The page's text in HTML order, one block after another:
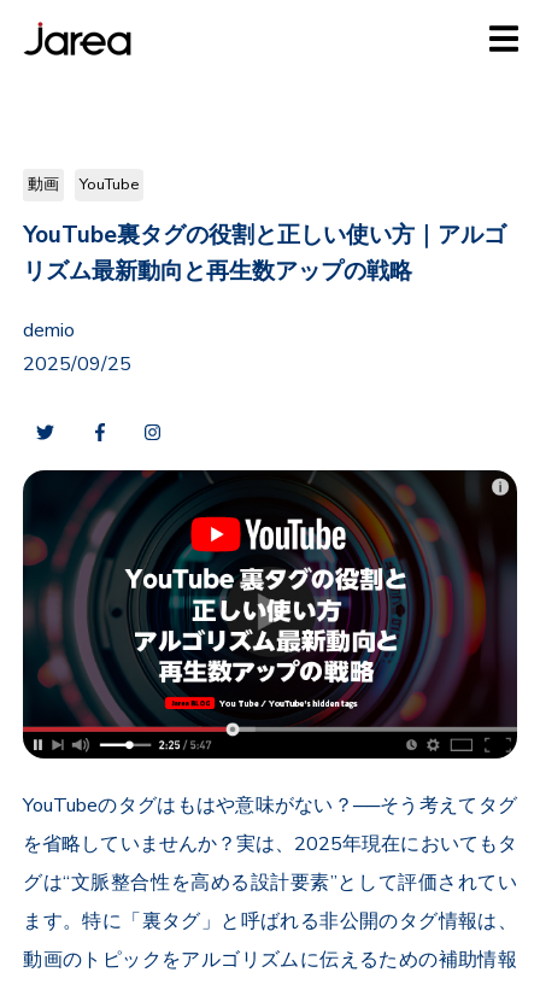
動画 YouTube
YouTube裏タグの役割と正しい使い方｜アルゴ
リズム最新動向と再生数アップの戦略
demio
2025/09/25
YouTubeのタグはもはや意味がない？──そう考えてタグ
を省略していませんか？実は、2025年現在においてもタ
グは“文脈整合性を高める設計要素”として評価されてい
ます。特に「裏タグ」と呼ばれる非公開のタグ情報は、
動画のトピックをアルゴリズムに伝えるための補助情報